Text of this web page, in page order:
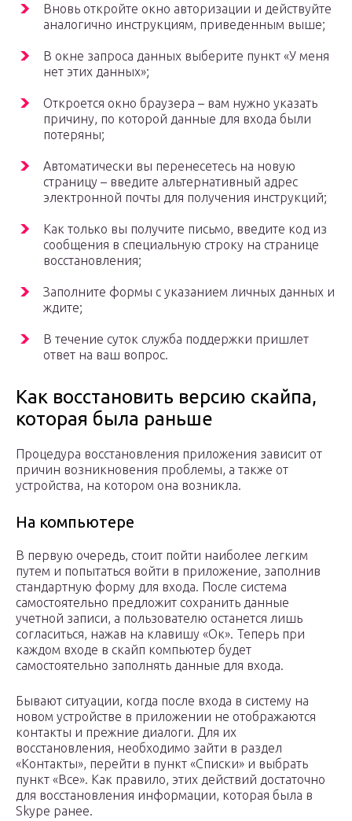
Вновь откройте окно авторизации и действуйте
аналогично инструкциям, приведенным выше;
В окне запроса данных выберите пункт «У меня
нет этих данных»;
Откроется окно браузера – вам нужно указать
причину, по которой данные для входа были
потеряны;
Автоматически вы перенесетесь на новую
страницу – введите альтернативный адрес
электронной почты для получения инструкций;
Как только вы получите письмо, введите код из
сообщения в специальную строку на странице
восстановления;
Заполните формы с указанием личных данных и
ждите;
В течение суток служба поддержки пришлет
ответ на ваш вопрос.
Как восстановить версию скайпа,
которая была раньше
Процедура восстановления приложения зависит от
причин возникновения проблемы, а также от
устройства, на котором она возникла.
На компьютере
В первую очередь, стоит пойти наиболее легким
путем и попытаться войти в приложение, заполнив
стандартную форму для входа. После система
самостоятельно предложит сохранить данные
учетной записи, а пользователю останется лишь
согласиться, нажав на клавишу «Ок». Теперь при
каждом входе в скайп компьютер будет
самостоятельно заполнять данные для входа.
Бывают ситуации, когда после входа в систему на
новом устройстве в приложении не отображаются
контакты и прежние диалоги. Для их
восстановления, необходимо зайти в раздел
«Контакты», перейти в пункт «Списки» и выбрать
пункт «Все». Как правило, этих действий достаточно
для восстановления информации, которая была в
Skype ранее.